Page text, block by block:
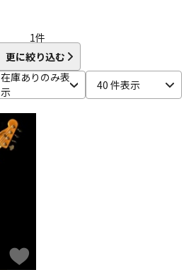
1件
更に絞り込む
在庫ありのみ表
示
40 件表示